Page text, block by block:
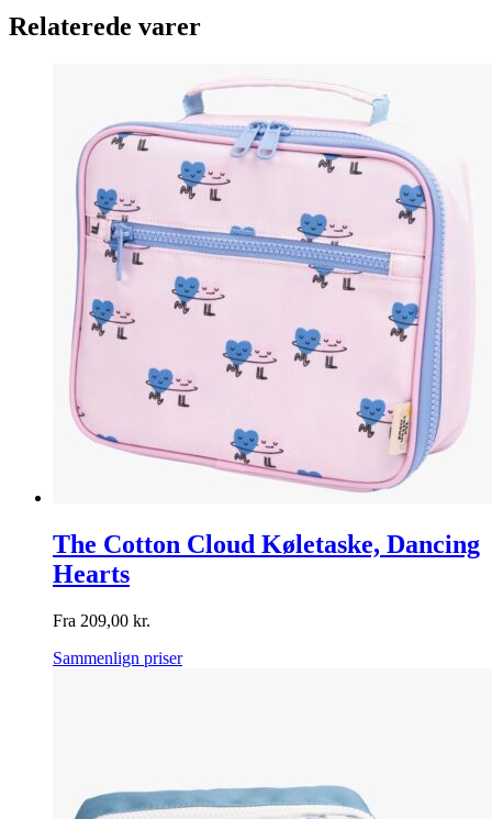
Relaterede varer
The Cotton Cloud Køletaske, Dancing
Hearts
Fra 209,00 kr.
Sammenlign priser